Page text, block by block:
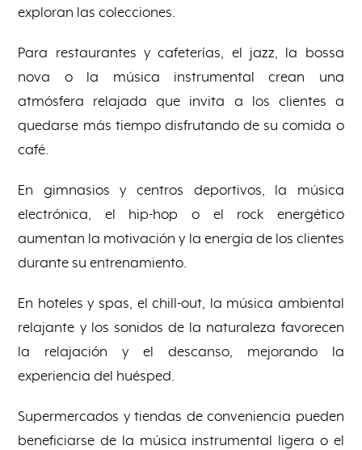
exploran las colecciones.
Para restaurantes y cafeterías, el jazz, la bossa
nova o la música instrumental crean una
atmósfera relajada que invita a los clientes a
quedarse más tiempo disfrutando de su comida o
café.
En gimnasios y centros deportivos, la música
electrónica, el hip-hop o el rock energético
aumentan la motivación y la energía de los clientes
durante su entrenamiento.
En hoteles y spas, el chill-out, la música ambiental
relajante y los sonidos de la naturaleza favorecen
la relajación y el descanso, mejorando la
experiencia del huésped.
Supermercados y tiendas de conveniencia pueden
beneficiarse de la música instrumental ligera o el